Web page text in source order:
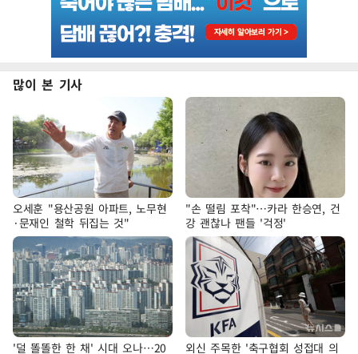
많이 본 기사
오세훈 "용산공원 아파트, 노무현
·문재인 철학 뒤집는 것"
"손 떨림 포착"…카라 한승연, 건
강 괜찮나 팬들 '걱정'
'덜 똘똘한 한 채' 시대 오나…20 외신 주목한 '축구협회 성접대 의